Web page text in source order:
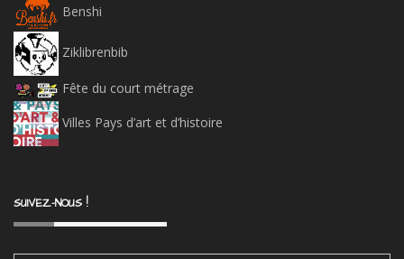
Benshi
Ziklibrenbib
Fête du court métrage
Villes Pays d’art et d’histoire
SUIVEZ-NOUS !